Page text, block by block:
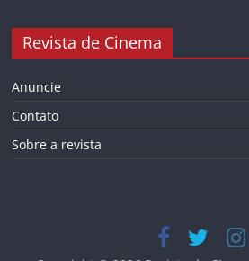
Revista de Cinema
Anuncie
Contato
Sobre a revista